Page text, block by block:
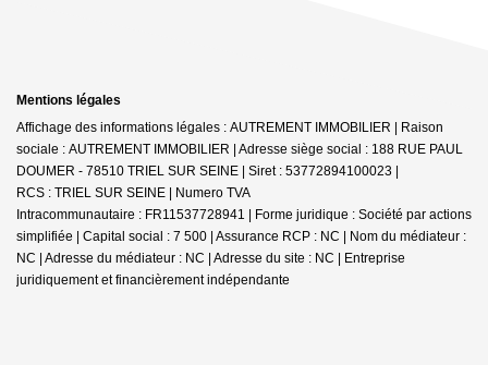
Mentions légales
Affichage des informations légales : AUTREMENT IMMOBILIER | Raison
sociale : AUTREMENT IMMOBILIER | Adresse siège social : 188 RUE PAUL
DOUMER - 78510 TRIEL SUR SEINE | Siret : 53772894100023 |
RCS : TRIEL SUR SEINE | Numero TVA
Intracommunautaire : FR11537728941 | Forme juridique : Société par actions
simplifiée | Capital social : 7 500 | Assurance RCP : NC | Nom du médiateur :
NC | Adresse du médiateur : NC | Adresse du site : NC | Entreprise
juridiquement et financièrement indépendante